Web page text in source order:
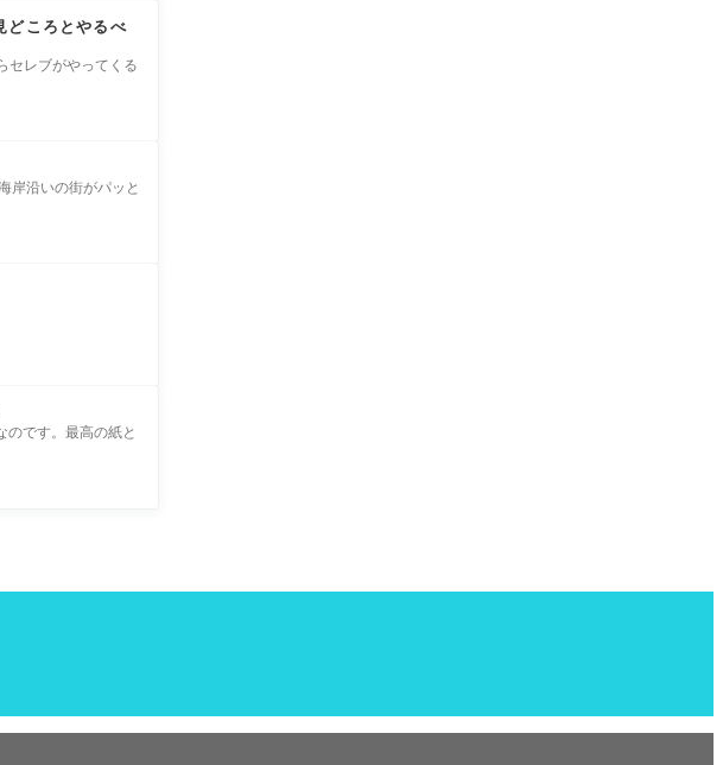
どころとやるべ
セレブがやってくる
岸沿いの街がパッと
のです。最高の紙と